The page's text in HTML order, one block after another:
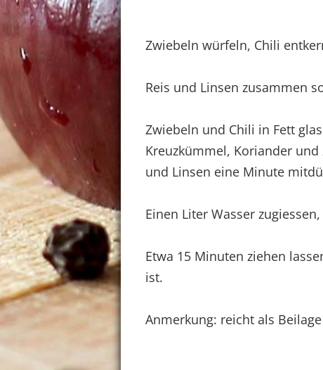
Zwiebeln würfeln, Chili
Reis und Linsen zusammen
Zwiebeln und Chili in Fett
Kreuzkümmel, Koriander
und Linsen eine Minute
Einen Liter Wasser
Etwa 15 Minuten ziehen
ist.
Anmerkung: reicht als